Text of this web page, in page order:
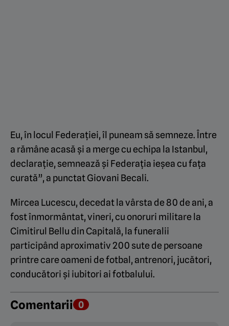
Eu, în locul Federației, îl puneam să semneze. Între
a rămâne acasă și a merge cu echipa la Istanbul,
declarație, semnează și Federația ieșea cu fața
curată”, a punctat Giovani Becali.
Mircea Lucescu, decedat la vârsta de 80 de ani, a
fost înmormântat, vineri, cu onoruri militare la
Cimitirul Bellu din Capitală, la funeralii
participând aproximativ 200 sute de persoane
printre care oameni de fotbal, antrenori, jucători,
conducători și iubitori ai fotbalului.
Comentarii 0